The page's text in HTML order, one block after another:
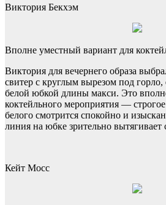
Виктория Бекхэм
Вполне уместный вариант для
Виктория для вечернего образа
свитер с круглым вырезом под горло,
белой юбкой длины макси. Это
коктейльного мероприятия —
белого смотрится спокойно и
линия на юбке зрительно вытягивает
Кейт Мосс